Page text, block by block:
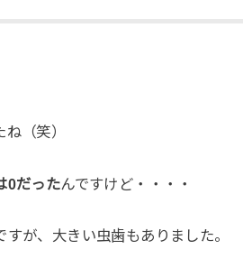
（笑）
0だったんですけど・・・・
が、大きい虫歯もありました。